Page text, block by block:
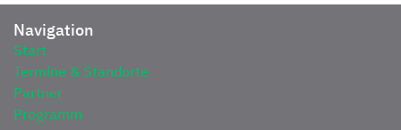
Navigation
Start
Termine & Standorte
Partner
Programm